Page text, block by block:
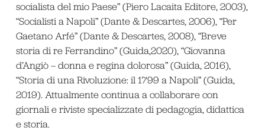
socialista del mio Paese” (Piero Lacaita Editore, 2003),
“Socialisti a Napoli” (Dante & Descartes, 2006), “Per
Gaetano Arfé” (Dante & Descartes, 2008), “Breve
storia di re Ferrandino” (Guida,2020), “Giovanna
d’Angiò – donna e regina dolorosa” (Guida, 2016),
“Storia di una Rivoluzione: il 1799 a Napoli” (Guida,
2019). Attualmente continua a collaborare con
giornali e riviste specializzate di pedagogia, didattica
e storia.